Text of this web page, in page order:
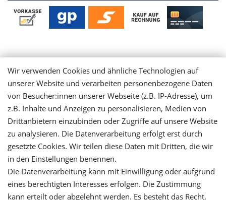
Mein Konto
Login
Registrieren
Versandinformationen
Let's stay connected
Wir verwenden Cookies und ähnliche Technologien auf
unserer Website und verarbeiten personenbezogene Daten
von Besucher:innen unserer Webseite (z.B. IP-Adresse), um
z.B. Inhalte und Anzeigen zu personalisieren, Medien von
Drittanbietern einzubinden oder Zugriffe auf unsere Website
zu analysieren. Die Datenverarbeitung erfolgt erst durch
gesetzte Cookies. Wir teilen diese Daten mit Dritten, die wir
in den Einstellungen benennen.
Die Datenverarbeitung kann mit Einwilligung oder aufgrund
eines berechtigten Interesses erfolgen. Die Zustimmung
kann erteilt oder abgelehnt werden. Es besteht das Recht,